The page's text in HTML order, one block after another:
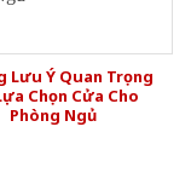
Lưu Ý Quan Trọng
Chọn Cửa Cho
Phòng Ngủ